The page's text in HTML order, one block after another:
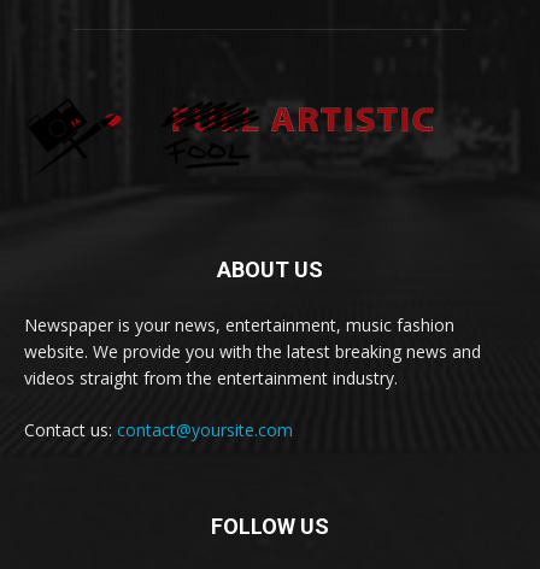
ABOUT US
Newspaper is your news, entertainment, music fashion
website. We provide you with the latest breaking news and
videos straight from the entertainment industry.
Contact us: contact@yoursite.com
FOLLOW US